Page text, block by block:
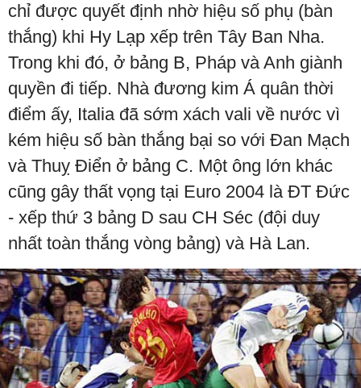
chỉ được quyết định nhờ hiệu số phụ (bàn
thắng) khi Hy Lạp xếp trên Tây Ban Nha.
Trong khi đó, ở bảng B, Pháp và Anh giành
quyền đi tiếp. Nhà đương kim Á quân thời
điểm ấy, Italia đã sớm xách vali về nước vì
kém hiệu số bàn thắng bại so với Đan Mạch
và Thuỵ Điển ở bảng C. Một ông lớn khác
cũng gây thất vọng tại Euro 2004 là ĐT Đức
- xếp thứ 3 bảng D sau CH Séc (đội duy
nhất toàn thắng vòng bảng) và Hà Lan.